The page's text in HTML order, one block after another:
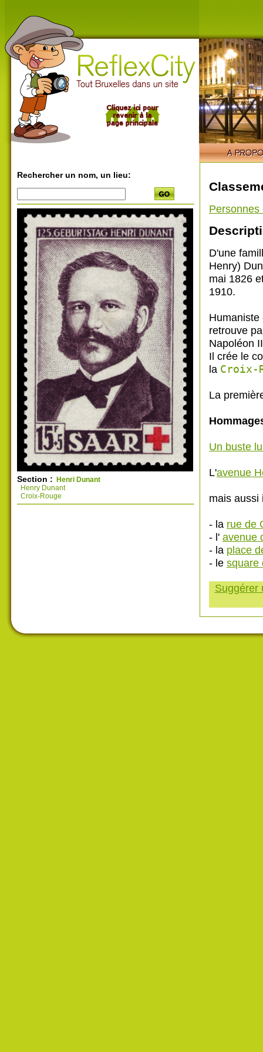
Rechercher un nom, un lieu:
Section : Henri Dunant
Henry Dunant
Croix-Rouge
Personnes
D'une
Henry)
mai 1826
1910.
Humaniste
retrouve
Napoléon
Il crée le
la Croix-
La
Un buste
L'avenue
mais aussi
- la rue de
- l' avenue
- la place
- le square
Suggérer